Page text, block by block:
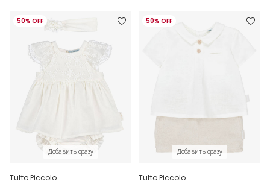
50% OFF
Добавить сразу
Tutto Piccolo
50% OFF
Добавить сразу
Tutto Piccolo